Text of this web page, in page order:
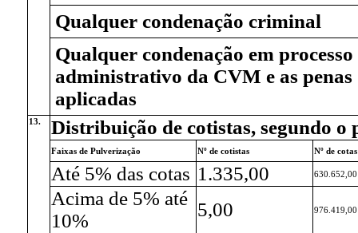
Qualquer condenação criminal
Qualquer condenação em processo
administrativo da CVM e as penas
aplicadas
13. Distribuição de cotistas, segundo
Faixas de Pulverização Nº de cotistas Nº de
Até 5% das cotas 1.335,00 630.652,00
Acima de 5% até
10%
5,00 976.419,00